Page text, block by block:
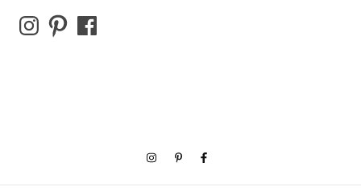
Instagram
PinterestFacebook